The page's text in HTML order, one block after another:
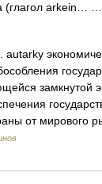
(глагол arkein…
autarky
замкнутой
от мирового